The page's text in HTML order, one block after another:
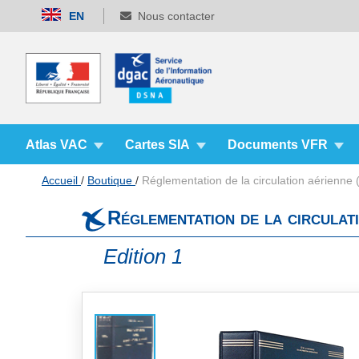
Allez
au
EN Nous contacter
Atlas VAC Cartes SIA Documents VFR
Accueil Boutique Réglementation de la circulation aérienne
Réglementation de la
Edition 1
Skip
to
the